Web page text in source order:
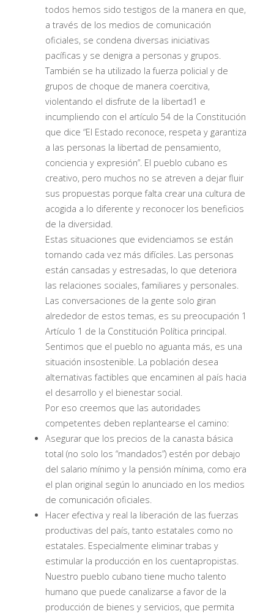
todos hemos sido testigos de la manera en que,
a través de los medios de comunicación
oficiales, se condena diversas iniciativas
pacíficas y se denigra a personas y grupos.
También se ha utilizado la fuerza policial y de
grupos de choque de manera coercitiva,
violentando el disfrute de la libertad1 e
incumpliendo con el artículo 54 de la Constitución
que dice “El Estado reconoce, respeta y garantiza
a las personas la libertad de pensamiento,
conciencia y expresión”. El pueblo cubano es
creativo, pero muchos no se atreven a dejar fluir
sus propuestas porque falta crear una cultura de
acogida a lo diferente y reconocer los beneficios
de la diversidad.
Estas situaciones que evidenciamos se están
tornando cada vez más difíciles. Las personas
están cansadas y estresadas, lo que deteriora
las relaciones sociales, familiares y personales.
Las conversaciones de la gente solo giran
alrededor de estos temas, es su preocupación 1
Artículo 1 de la Constitución Política principal.
Sentimos que el pueblo no aguanta más, es una
situación insostenible. La población desea
alternativas factibles que encaminen al país hacia
el desarrollo y el bienestar social.
Por eso creemos que las autoridades
competentes deben replantearse el camino:
Asegurar que los precios de la canasta básica
total (no solo los “mandados”) estén por debajo
del salario mínimo y la pensión mínima, como era
el plan original según lo anunciado en los medios
de comunicación oficiales.
Hacer efectiva y real la liberación de las fuerzas
productivas del país, tanto estatales como no
estatales. Especialmente eliminar trabas y
estimular la producción en los cuentapropistas.
Nuestro pueblo cubano tiene mucho talento
humano que puede canalizarse a favor de la
producción de bienes y servicios, que permita